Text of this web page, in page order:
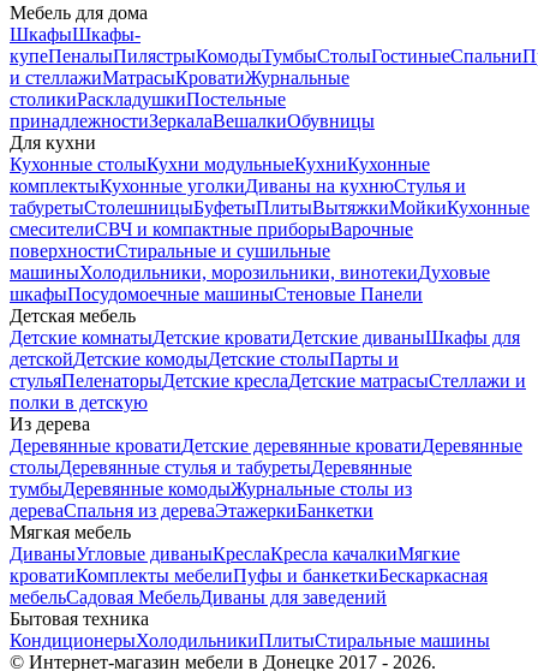
Мебель для дома
ШкафыШкафы-
купеПеналыПилястрыКомодыТумбыСтолыГостиныеСпальни
и стеллажиМатрасыКроватиЖурнальные
столикиРаскладушкиПостельные
принадлежностиЗеркалаВешалкиОбувницы
Для кухни
Кухонные столыКухни модульныеКухниКухонные
комплектыКухонные уголкиДиваны на кухнюСтулья и
табуретыСтолешницыБуфетыПлитыВытяжкиМойкиКухонные
смесителиСВЧ и компактные приборыВарочные
поверхностиСтиральные и сушильные
машиныХолодильники, морозильники, винотекиДуховые
шкафыПосудомоечные машиныСтеновые Панели
Детская мебель
Детские комнатыДетские кроватиДетские диваныШкафы для
детскойДетские комодыДетские столыПарты и
стульяПеленаторыДетские креслаДетские матрасыСтеллажи и
полки в детскую
Из дерева
Деревянные кроватиДетские деревянные кроватиДеревянные
столыДеревянные стулья и табуретыДеревянные
тумбыДеревянные комодыЖурнальные столы из
дереваСпальня из дереваЭтажеркиБанкетки
Мягкая мебель
ДиваныУгловые диваныКреслаКресла качалкиМягкие
кроватиКомплекты мебелиПуфы и банкеткиБескаркасная
мебельСадовая МебельДиваны для заведений
Бытовая техника
КондиционерыХолодильникиПлитыСтиральные машины
© Интернет-магазин мебели в Донецке 2017 - 2026.